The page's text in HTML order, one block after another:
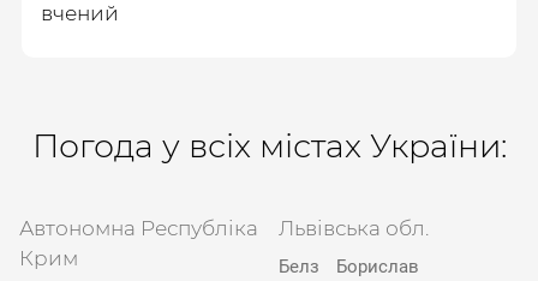
вчений
Погода у всіх містах України:
Автономна Республіка
Крим
Львівська обл.
Белз
Борислав